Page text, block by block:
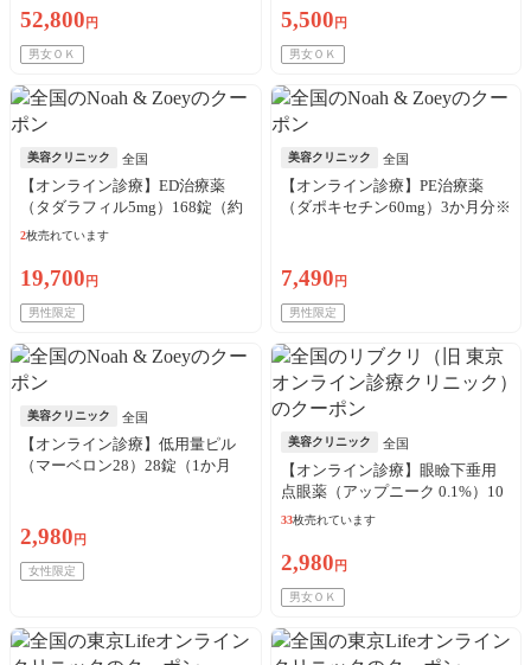
52,800 円
男女ＯＫ
5,500 円
男女ＯＫ
美容クリニック 全国
【オンライン診療】ED治療薬
（タダラフィル5mg）168錠（約
6か月分）※初診料・送料込
2枚売れています
19,700 円
男性限定
美容クリニック 全国
【オンライン診療】PE治療薬
（ダポキセチン60mg）3か月分※
7,490 円
男性限定
美容クリニック 全国
【オンライン診療】低用量ピル
（マーベロン28）28錠（1か月
2,980 円
女性限定
美容クリニック 全国
【オンライン診療】眼瞼下垂用
点眼薬（アップニーク 0.1%）10
本（10日分）※初診料・送料込
33枚売れています
2,980 円
男女ＯＫ